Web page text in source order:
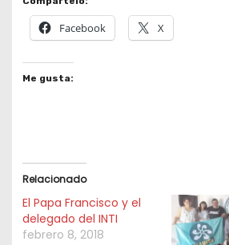
Facebook X
Me gusta:
Relacionado
El Papa Francisco y el
delegado del INTI
febrero 8, 2018